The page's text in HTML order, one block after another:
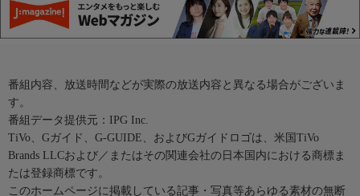
番組内容、放送時間などが実際の放送内容と異なる場合がございま
す。
番組データ提供元：IPG Inc.
TiVo、Gガイド、G-GUIDE、およびGガイドロゴは、米国TiVo
Brands LLCおよび／またはその関連会社の日本国内における商標ま
たは登録商標です。
このホームページに掲載している記事・写真等あらゆる素材の無断